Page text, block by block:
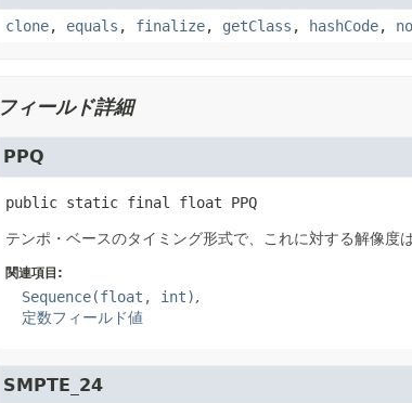
clone, equals , finalize, getClass , hashCode,
フィールド詳細
PPQ
public static final float PPQ
テンポ・ベースのタイミング形式で、これに対する解像度
関連項目:
Sequence(float, int)
定数フィールド値
SMPTE_24